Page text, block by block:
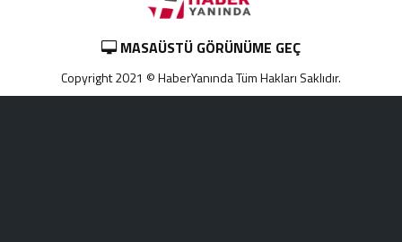
MASAÜSTÜ GÖRÜNÜME GEÇ
Copyright 2021 © HaberYanında Tüm Hakları Saklıdır.